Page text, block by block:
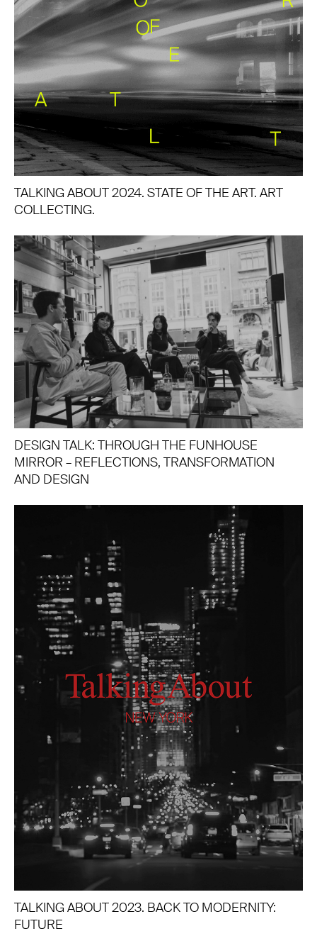
TALKING ABOUT 2024. STATE OF THE ART. ART
COLLECTING.
DESIGN TALK: THROUGH THE FUNHOUSE
MIRROR – REFLECTIONS, TRANSFORMATION
AND DESIGN
TALKING ABOUT 2023. BACK TO MODERNITY:
FUTURE